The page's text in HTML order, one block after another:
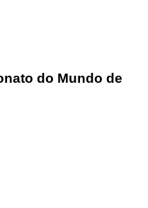
do Mundo de